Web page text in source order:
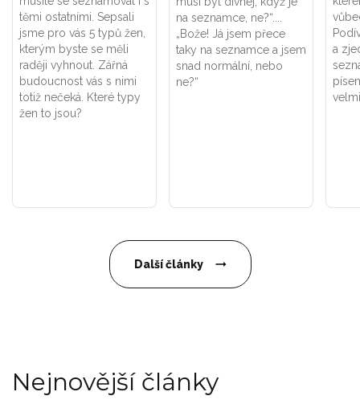
těmi ostatními. Sepsali
jsme pro vás 5 typů žen,
kterým byste se měli
raději vyhnout. Zářná
budoucnost vás s nimi
totiž nečeká. Které typy
žen to jsou?
na seznamce, ne?“....
„Bože! Já jsem přece
taky na seznamce a jsem
snad normální, nebo
ne?“
a
Další články
Nejnovější články